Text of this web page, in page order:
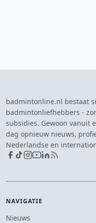
badmintonline.nl bestaat
badmintonliefhebbers -
subsidies. Gewoon vanuit
dag opnieuw nieuws,
Nederlandse en
NAVIGATIE
Nieuws